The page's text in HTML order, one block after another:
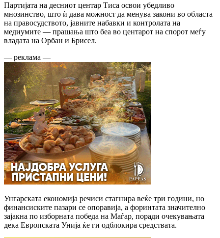
Партијата на десниот центар Тиса освои убедливо
мнозинство, што ѝ дава можност да менува закони во областа
на правосудството, јавните набавки и контролата на
медиумите — прашања што беа во центарот на спорот меѓу
владата на Орбан и Брисел.
— реклама —
Унгарската економија речиси стагнира веќе три години, но
финансиските пазари се опоравија, а форинтата значително
зајакна по изборната победа на Маѓар, поради очекувањата
дека Европската Унија ќе ги одблокира средствата.